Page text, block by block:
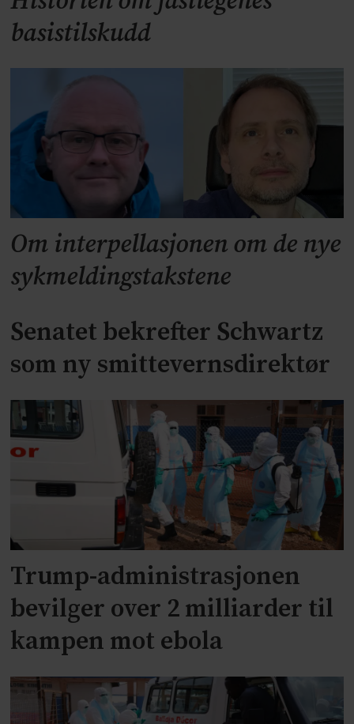
basistilskudd
Om interpellasjonen om de nye
sykmeldingstakstene
Senatet bekrefter Schwartz
som ny smittevernsdirektør
Trump-administrasjonen
bevilger over 2 milliarder til
kampen mot ebola